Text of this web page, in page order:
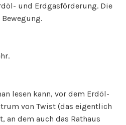
und Erdgasförderung. Die
lesen kann, vor dem Erdöl-
von Twist (das eigentlich
an dem auch das Rathaus